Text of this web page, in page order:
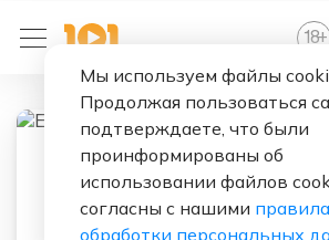
18+
Exit
Мы используем файлы
Продолжая пользоваться
подтверждаете, что были
проинформированы об
использовании файлов
согласны с нашими
обработки персональных